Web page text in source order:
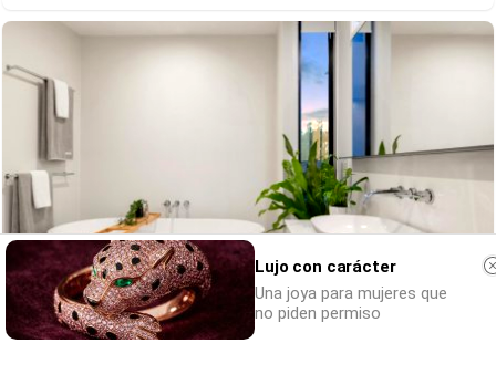
El truco contra la cal
Lujo con carácter
Una joya para mujeres que
no piden permiso